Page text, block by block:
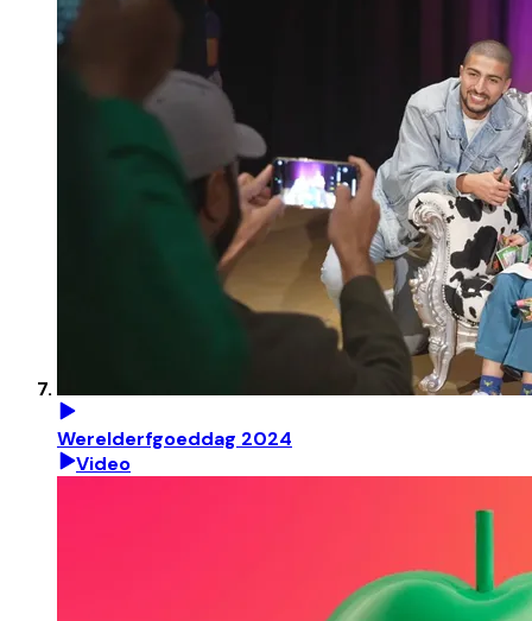
Werelderfgoeddag 2024
Video